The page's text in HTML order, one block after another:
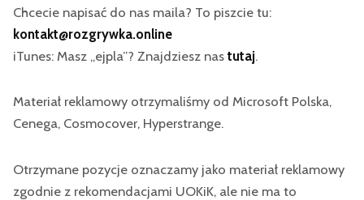
Chcecie napisać do nas maila? To piszcie tu:
kontakt@rozgrywka.online
iTunes: Masz „ejpla”? Znajdziesz nastutaj.
Materiał reklamowy otrzymaliśmy od Microsoft Polska,
Cenega, Cosmocover, Hyperstrange.
Otrzymane pozycje oznaczamy jako materiał reklamowy
zgodnie z rekomendacjami UOKiK, ale nie ma to